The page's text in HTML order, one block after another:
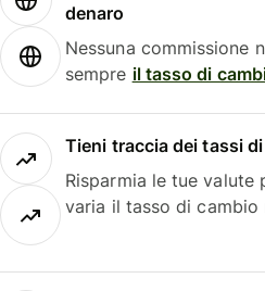
denaro
Nessuna commissione
sempre il tasso di
Tieni traccia dei tassi
Risparmia le tue
varia il tasso di cambio